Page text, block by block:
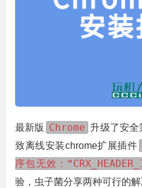
最新版 Chrome 升级了安全
致离线安装chrome扩展插件
序包无效：
验，虫子菌分享两种可行的解